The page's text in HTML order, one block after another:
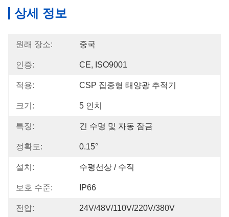
상세 정보
원래 장소: 중국
인증: CE, ISO9001
적용: CSP 집중형 태양광 추적기
크기: 5 인치
특징: 긴 수명 및 자동 잠금
정확도: 0.15°
설치: 수평선상 / 수직
보호 수준: IP66
전압: 24V/48V/110V/220V/380V